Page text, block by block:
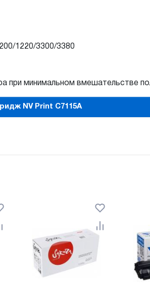
1220/3300/3380
при минимальном вмешательстве
NV Print C7115A